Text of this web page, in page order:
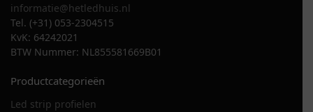
informatie@hetledhuis.nl
Tel. (+31) 053-2304515
KvK: 64242021
BTW Nummer: NL855581669B01
Productcategorieën
Led strip profielen